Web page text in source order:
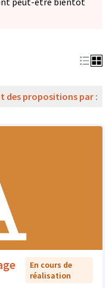
des propositions par :
En cours de
réalisation